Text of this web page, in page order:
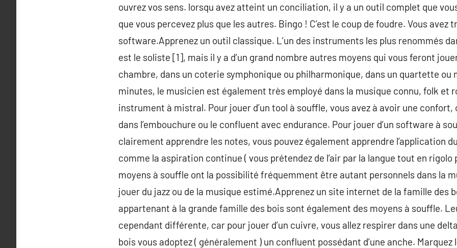
ouvrez vos sens. lorsqu avez atteint un conciliation, il y a un outil complet que
que vous percevez plus que les autres. Bingo ! C’est le coup de foudre. Vous avez
software.Apprenez un outil classique. L’un des instruments les plus renommés
est le soliste [1], mais il y a d’un grand nombre autres moyens qui vous feront
chambre, dans un coterie symphonique ou philharmonique, dans un quartette ou
minutes, le musicien est également très employé dans la musique connu, folk et
instrument à mistral. Pour jouer d’un tool à souffle, vous avez à avoir une
dans l’embouchure ou le confluent avec endurance. Pour jouer d’un software à
clairement apprendre les notes, vous pouvez également apprendre l’application
comme la aspiration continue ( vous prétendez de l’air par la langue tout en rigolo
moyens à souffle ont la possibilité fréquemment être autant personnels dans la
jouer du jazz ou de la musique estimé.Apprenez un site internet de la famille des
appartenant à la grande famille des bois sont également des moyens à souffle.
cependant différente, car pour jouer d’un cuivre, vous allez respirer dans une
bois vous adoptez ( généralement ) un confluent possédant d’une anche.